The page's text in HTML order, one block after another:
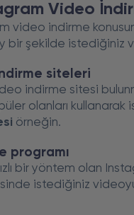
Video
video indirme
bir şekilde istediğiniz
siteleri
indirme sitesi
olanları
örneğin.
programı
bir yöntem olan
istediğiniz